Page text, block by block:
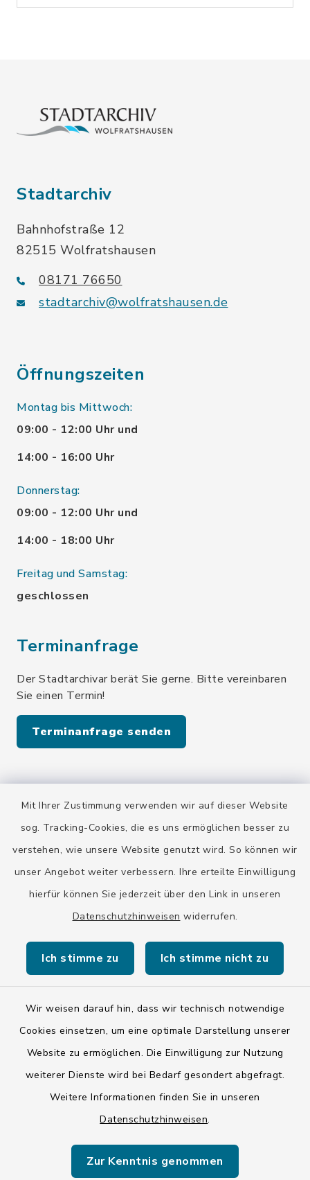
Mit Ihrer Zustimmung verwenden wir auf dieser Website
sog. Tracking-Cookies, die es uns ermöglichen besser zu
verstehen, wie unsere Website genutzt wird. So können wir
unser Angebot weiter verbessern. Ihre erteilte Einwilligung
hierfür können Sie jederzeit über den Link in unseren
Datenschutzhinweisen widerrufen.
Ich stimme zu Ich stimme nicht zu
Wir weisen darauf hin, dass wir technisch notwendige
Cookies einsetzen, um eine optimale Darstellung unserer
Website zu ermöglichen. Die Einwilligung zur Nutzung
weiterer Dienste wird bei Bedarf gesondert abgefragt.
Weitere Informationen finden Sie in unseren
Datenschutzhinweisen.
Zur Kenntnis genommen
Stadtarchiv
Bahnhofstraße 12
82515 Wolfratshausen
08171 76650
stadtarchiv@wolfratshausen.de
Öffnungszeiten
Montag bis Mittwoch:
09:00 - 12:00 Uhr und
14:00 - 16:00 Uhr
Donnerstag:
09:00 - 12:00 Uhr und
14:00 - 18:00 Uhr
Freitag und Samstag:
geschlossen
Terminanfrage
Der Stadtarchivar berät Sie gerne. Bitte vereinbaren
Sie einen Termin!
Terminanfrage senden
Quicklinks
Stadt Wolfratshausen
Kontakt
Barrierefreiheit
Impressum
ISIS 12
Sitemap
Cookie-Einstellungen